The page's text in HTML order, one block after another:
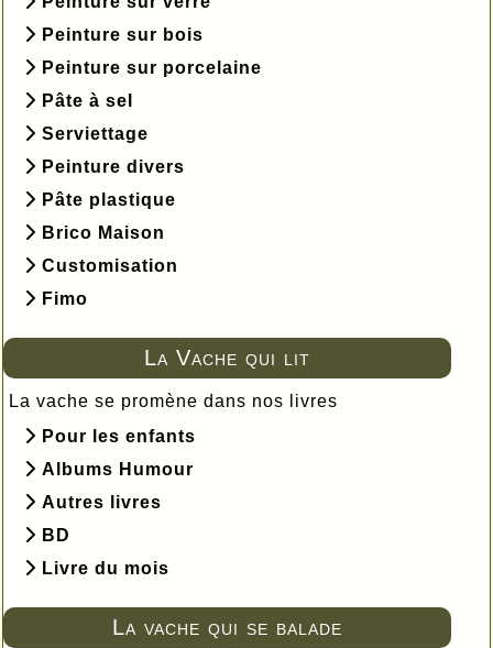
Peinture sur bois
Peinture sur porcelaine
Pâte à sel
Serviettage
Peinture divers
Pâte plastique
Brico Maison
Customisation
Fimo
La Vache qui lit
La vache se promène dans nos livres
Pour les enfants
Albums Humour
Autres livres
BD
Livre du mois
La vache qui se balade